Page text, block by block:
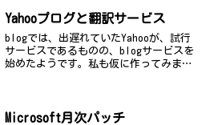
重要なものは、...
Yahooプログと翻訳サービス
blogでは、出遅れていたYahooが、試行
サービスであるものの、blogサービスを
始めたようです。私も仮に作ってみまし
きれいなデザ...
Microsoft月次パッチ